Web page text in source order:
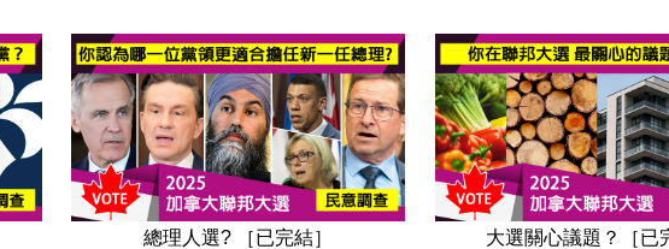
總理人選? ［已完結］ 大選關心議題？［已